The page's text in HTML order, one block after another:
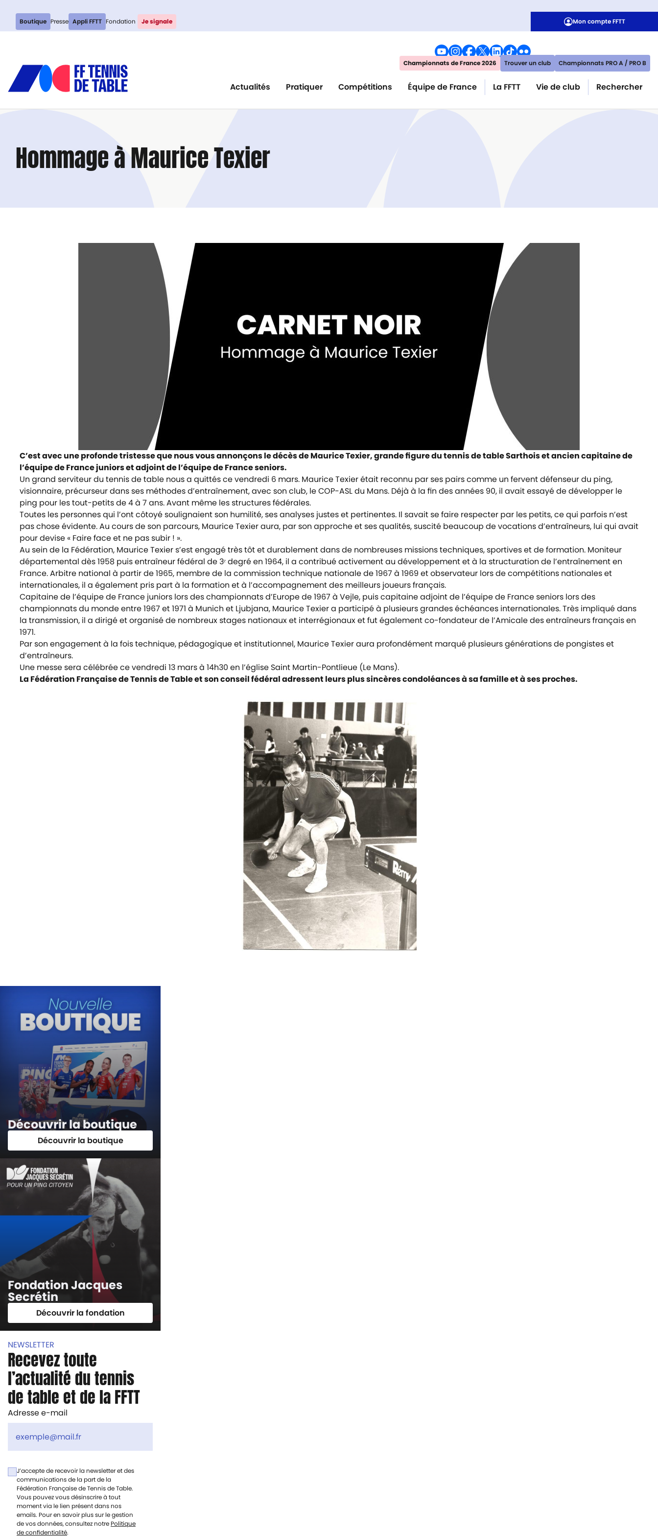
Boutique Presse Appli FFTT Fondation Je signale Mon compte FFTT
Championnats de France 2026 Trouver un club Championnats PRO A / PRO B
Actualités Pratiquer Compétitions Équipe de France La FFTT Vie de club Rechercher
Hommage à Maurice Texier
C’est avec une profonde tristesse que nous vous annonçons le décès de Maurice Texier, grande figure du tennis de table Sarthois et ancien capitaine de
l’équipe de France juniors et adjoint de l’équipe de France seniors.
Un grand serviteur du tennis de table nous a quittés ce vendredi 6 mars. Maurice Texier était reconnu par ses pairs comme un fervent défenseur du ping,
visionnaire, précurseur dans ses méthodes d’entraînement, avec son club, le COP-ASL du Mans. Déjà à la fin des années 90, il avait essayé de développer le
ping pour les tout-petits de 4 à 7 ans. Avant même les structures fédérales.
Toutes les personnes qui l’ont côtoyé soulignaient son humilité, ses analyses justes et pertinentes. Il savait se faire respecter par les petits, ce qui parfois n’est
pas chose évidente. Au cours de son parcours, Maurice Texier aura, par son approche et ses qualités, suscité beaucoup de vocations d’entraîneurs, lui qui avait
pour devise« Faire face et ne pas subir ! ».
Au sein de la Fédération, Maurice Texier s’est engagé très tôt et durablement dans de nombreuses missions techniques, sportives et de formation. Moniteur
départemental dès 1958 puis entraîneur fédéral de 3ᵉ degré en 1964, il a contribué activement au développement et à la structuration de l’entraînement en
France. Arbitre national à partir de 1965, membre de la commission technique nationale de 1967 à 1969 et observateur lors de compétitions nationales et
internationales, il a également pris part à la formation et à l’accompagnement des meilleurs joueurs français.
Capitaine de l’équipe de France juniors lors des championnats d’Europe de 1967 à Vejle, puis capitaine adjoint de l’équipe de France seniors lors des
championnats du monde entre 1967 et 1971 à Munich et Ljubjana, Maurice Texier a participé à plusieurs grandes échéances internationales. Très impliqué dans
la transmission, il a dirigé et organisé de nombreux stages nationaux et interrégionaux et fut également co-fondateur de l’Amicale des entraîneurs français en
1971.
Par son engagement à la fois technique, pédagogique et institutionnel, Maurice Texier aura profondément marqué plusieurs générations de pongistes et
d’entraîneurs.
Une messe sera célébrée ce vendredi 13 mars à 14h30 en l’église Saint Martin-Pontlieue (Le Mans).
La Fédération Française de Tennis de Table et son conseil fédéral adressent leurs plus sincères condoléances à sa famille et à ses proches.
Découvrir la boutique
Découvrir la boutique
Fondation Jacques
Secrétin
Découvrir la fondation
NEWSLETTER
Recevez toute
l’actualité du tennis
de table et de la FFTT
Adresse e-mail
J’accepte de recevoir la newsletter et des
communications de la part de la
Fédération Française de Tennis de Table.
Vous pouvez vous désinscrire à tout
moment via le lien présent dans nos
emails. Pour en savoir plus sur le gestion
de vos données, consultez notre Politique
de confidentialité.